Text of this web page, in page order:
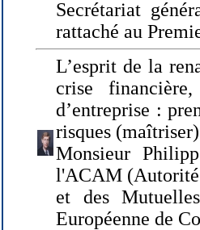
Secrétariat
rattaché au
L’esprit de la
crise
d’entreprise :
risques
Monsieur
l'ACAM (Autorité
et des
Européenne de